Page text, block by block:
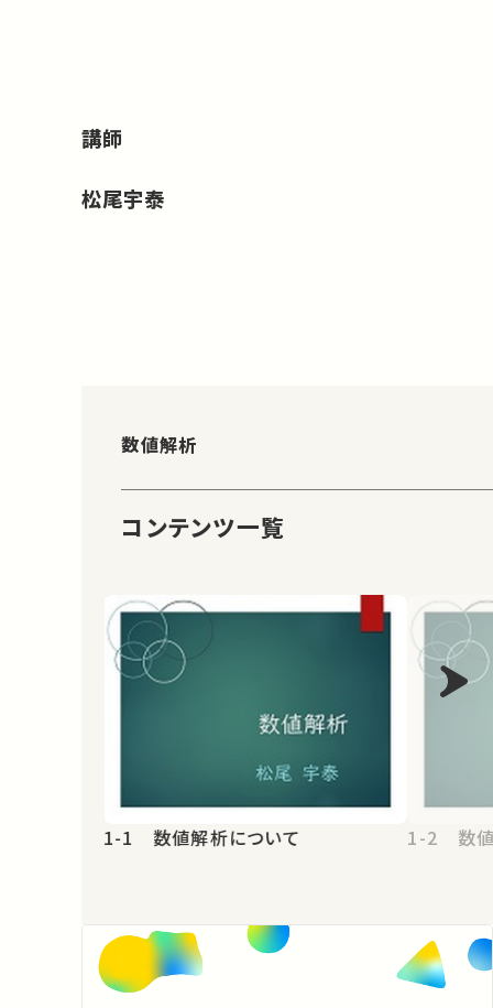
講師
松尾宇泰
数値解析
コンテンツ一覧
1-1 数値解析について 1-2 数値